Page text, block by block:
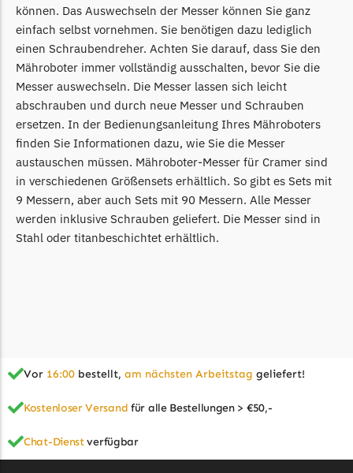
Begrenzungsdraht
Powerplus
Powerplus Messer
Begrenzungsdraht
Powerworks
Powerworks Messer
Begrenzungsdraht
Robomow
Robomow Messer
Begrenzungsdraht
Segway Navimow Messer
Sunseeker
Sunseeker Messer
können. Das Auswechseln der Messer können Sie ganz
einfach selbst vornehmen. Sie benötigen dazu lediglich
einen Schraubendreher. Achten Sie darauf, dass Sie den
Mähroboter immer vollständig ausschalten, bevor Sie die
Messer auswechseln. Die Messer lassen sich leicht
abschrauben und durch neue Messer und Schrauben
ersetzen. In der Bedienungsanleitung Ihres Mähroboters
finden Sie Informationen dazu, wie Sie die Messer
austauschen müssen. Mähroboter-Messer für Cramer sind
in verschiedenen Größensets erhältlich. So gibt es Sets mit
9 Messern, aber auch Sets mit 90 Messern. Alle Messer
werden inklusive Schrauben geliefert. Die Messer sind in
Stahl oder titanbeschichtet erhältlich.
Vor 16:00 bestellt, am nächsten Arbeitstag geliefert!
Kostenloser Versand für alle Bestellungen > €50,-
Chat-Dienstverfügbar